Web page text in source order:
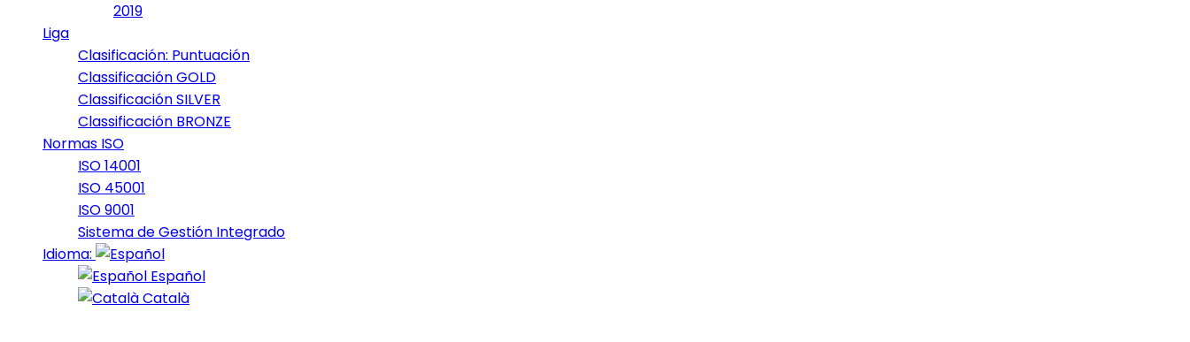
2019
Liga
Clasificación: Puntuación
Classificación GOLD
Classificación SILVER
Classificación BRONZE
Normas ISO
ISO 14001
ISO 45001
ISO 9001
Sistema de Gestión Integrado
Idioma:
Español
Català